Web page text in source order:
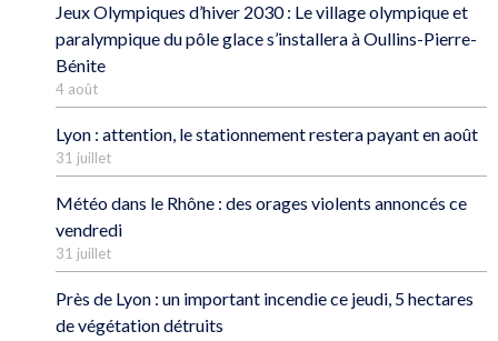
Jeux Olympiques d’hiver 2030 : Le village olympique et
paralympique du pôle glace s’installera à Oullins-Pierre-
Bénite
4 août
Lyon : attention, le stationnement restera payant en août
31 juillet
Météo dans le Rhône : des orages violents annoncés ce
vendredi
31 juillet
Près de Lyon : un important incendie ce jeudi, 5 hectares
de végétation détruits